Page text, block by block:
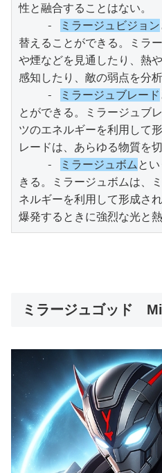
性と融合することはない。
    -
ミラージュビジョン
替えることができる。ミラ
や煙などを見通したり、熱
感知したり、敵の弱点を分
    -
ミラージュブレード
とができる。ミラージュブ
ツのエネルギーを利用して
レードは、あらゆる物質を
    -
ミラージュボム と
きる。ミラージュボムは、
ネルギーを利用して形成さ
爆発するときに強烈な光と熱
ミラージュゴッド